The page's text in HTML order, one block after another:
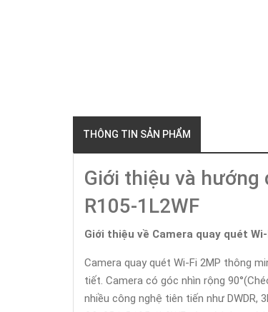
THÔNG TIN SẢN PHẨM
Giới thiệu và hướng
R105-1L2WF
Giới thiệu về Camera quay quét
Camera quay quét Wi-Fi 2MP thông
tiết. Camera có góc nhìn rộng
nhiều công nghệ tiên tiến như DWDR,